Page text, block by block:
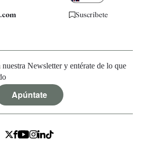
Suscríbete
nuestra Newsletter y entérate de lo que
Apúntate